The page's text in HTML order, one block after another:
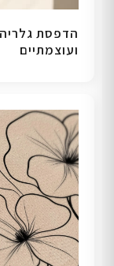
הדפסת
ועוצמתיים